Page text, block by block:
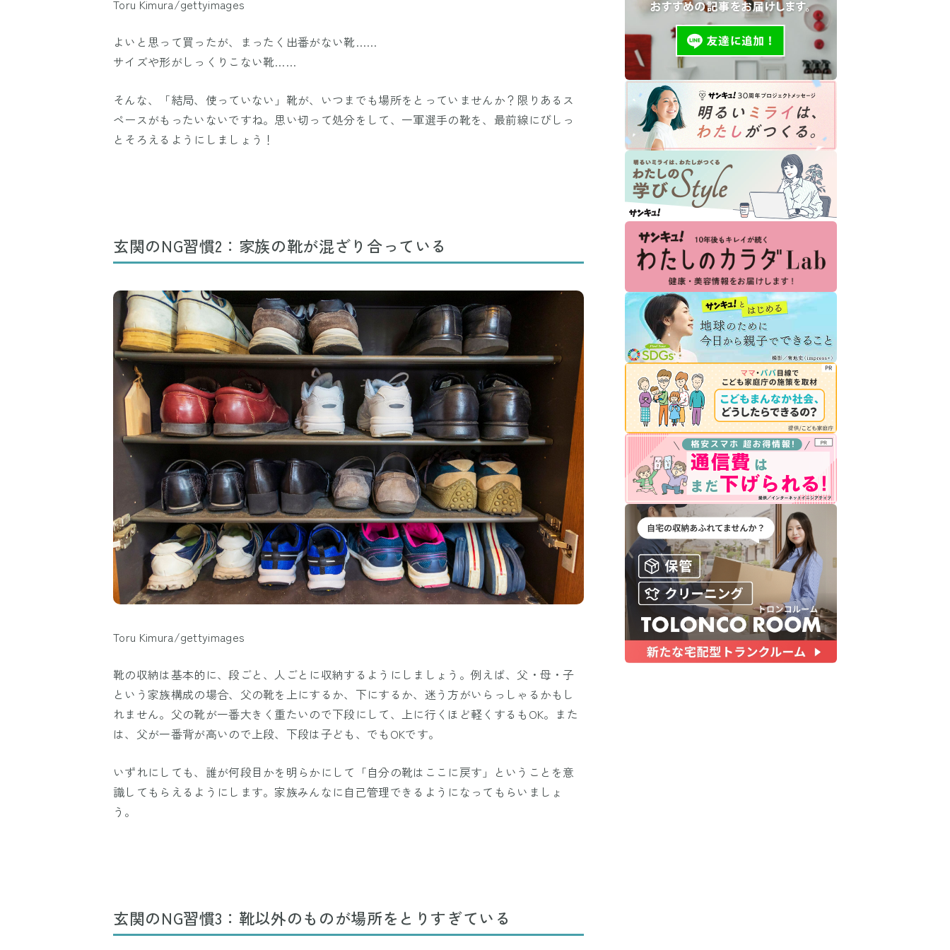
Toru Kimura/gettyimages
よいと思って買ったが、まったく出番がない靴……
サイズや形がしっくりこない靴……
そんな、「結局、使っていない」靴が、いつまでも場所をとっていませんか？限りあるス
ペースがもったいないですね。思い切って処分をして、一軍選手の靴を、最前線にびしっ
とそろえるようにしましょう！
玄関のNG習慣2：家族の靴が混ざり合っている
Toru Kimura/gettyimages
靴の収納は基本的に、段ごと、人ごとに収納するようにしましょう。例えば、父・母・子
という家族構成の場合、父の靴を上にするか、下にするか、迷う方がいらっしゃるかもし
れません。父の靴が一番大きく重たいので下段にして、上に行くほど軽くするもOK。また
は、父が一番背が高いので上段、下段は子ども、でもOKです。
いずれにしても、誰が何段目かを明らかにして「自分の靴はここに戻す」ということを意
識してもらえるようにします。家族みんなに自己管理できるようになってもらいましょ
う。
玄関のNG習慣3：靴以外のものが場所をとりすぎている